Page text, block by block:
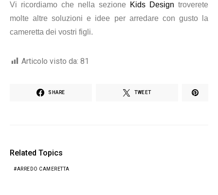
Vi ricordiamo che nella sezione Kids Design troverete
molte altre soluzioni e idee per arredare con gusto la
cameretta dei vostri figli.
Articolo visto da: 81
SHARE TWEET
Related Topics
ARREDO CAMERETTA